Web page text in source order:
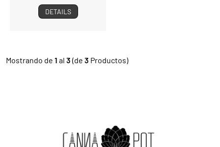
DETAILS
Mostrando de 1 al 3 (de 3 Productos)